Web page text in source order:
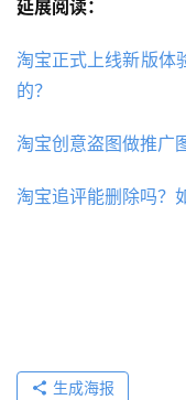
延展阅读：
淘宝正式上线新版体
的？
淘宝创意盗图做推广
淘宝追评能删除吗？
生成海报